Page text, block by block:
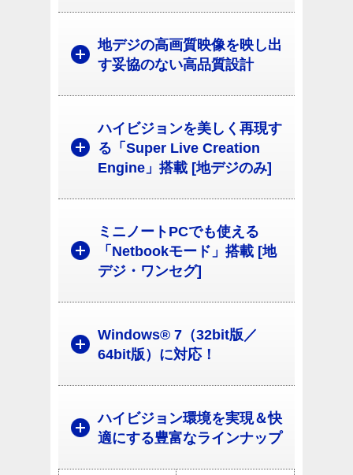
地デジの高画質映像を映し出
す妥協のない高品質設計
ハイビジョンを美しく再現す
る「Super Live Creation
Engine」搭載 [地デジのみ]
ミニノートPCでも使える
「Netbookモード」搭載 [地
デジ・ワンセグ]
Windows® 7（32bit版／
64bit版）に対応！
ハイビジョン環境を実現＆快
適にする豊富なラインナップ